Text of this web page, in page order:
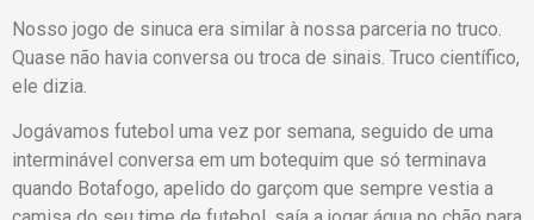
Nosso jogo de sinuca era similar à nossa parceria no truco.
Quase não havia conversa ou troca de sinais. Truco científico,
ele dizia.
Jogávamos futebol uma vez por semana, seguido de uma
interminável conversa em um botequim que só terminava
quando Botafogo, apelido do garçom que sempre vestia a